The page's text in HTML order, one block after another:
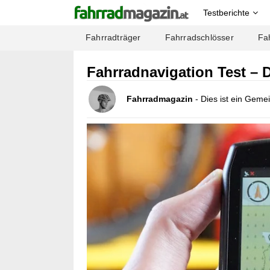
Testberichte
Fahrradträger Fahrradschlösser
Fahrradnavigation Test –
Fahrradmagazin - Dies ist ein